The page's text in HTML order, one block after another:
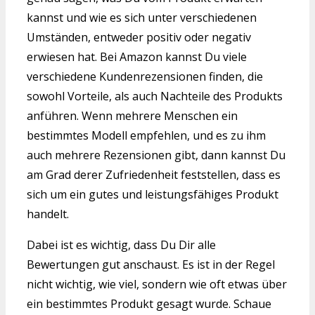
kannst und wie es sich unter verschiedenen
Umständen, entweder positiv oder negativ
erwiesen hat. Bei Amazon kannst Du viele
verschiedene Kundenrezensionen finden, die
sowohl Vorteile, als auch Nachteile des Produkts
anführen. Wenn mehrere Menschen ein
bestimmtes Modell empfehlen, und es zu ihm
auch mehrere Rezensionen gibt, dann kannst Du
am Grad derer Zufriedenheit feststellen, dass es
sich um ein gutes und leistungsfähiges Produkt
handelt.
Dabei ist es wichtig, dass Du Dir alle
Bewertungen gut anschaust. Es ist in der Regel
nicht wichtig, wie viel, sondern wie oft etwas über
ein bestimmtes Produkt gesagt wurde. Schaue